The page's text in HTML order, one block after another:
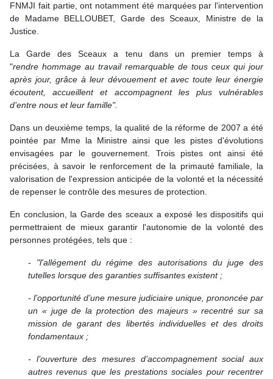
FNMJI fait partie, ont notamment été marquées par l'intervention
de Madame BELLOUBET, Garde des Sceaux, Ministre de la
Justice.
La Garde des Sceaux a tenu dans un premier temps à
"rendre hommage au travail remarquable de tous ceux qui jour
après jour, grâce à leur dévouement et avec toute leur énergie
écoutent, accueillent et accompagnent les plus vulnérables
d’entre nous et leur famille".
Dans un deuxième temps, la qualité de la réforme de 2007 a été
pointée par Mme la Ministre ainsi que les pistes d'évolutions
envisagées par le gouvernement. Trois pistes ont ainsi été
précisées, à savoir le renforcement de la primauté familiale, la
valorisation de l'expression anticipée de la volonté et la nécessité
de repenser le contrôle des mesures de protection.
En conclusion, la Garde des sceaux a exposé les dispositifs qui
permettraient de mieux garantir l'autonomie de la volonté des
personnes protégées, tels que :
- "l'allégement du régime des autorisations du juge des
tutelles lorsque des garanties suffisantes existent ;
- l’opportunité d’une mesure judiciaire unique, prononcée par
un « juge de la protection des majeurs » recentré sur sa
mission de garant des libertés individuelles et des droits
fondamentaux ;
- l’ouverture des mesures d’accompagnement social aux
autres revenus que les prestations sociales pour recentrer